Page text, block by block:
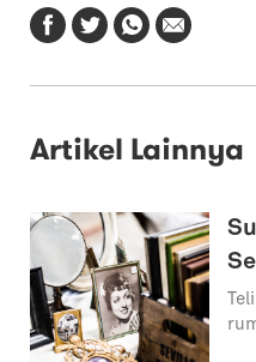
Artikel Lainnya